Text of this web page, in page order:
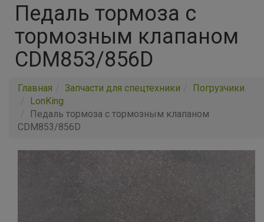
Педаль тормоза с
тормозным клапаном
CDM853/856D
Главная Запчасти для спецтехники
Погрузчики
LonKing
Педаль тормоза с тормозным клапаном
CDM853/856D